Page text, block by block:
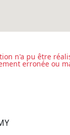
n'a pu être
erronée ou